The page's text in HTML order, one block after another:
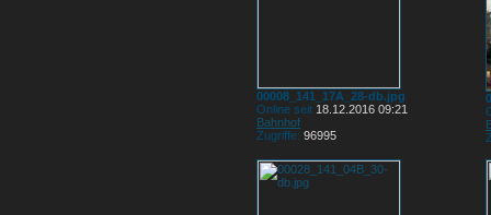
00008_141_17A_28-db.jpg
Online seit 18.12.2016 09:21
Bahnhof
Zugriffe: 96995